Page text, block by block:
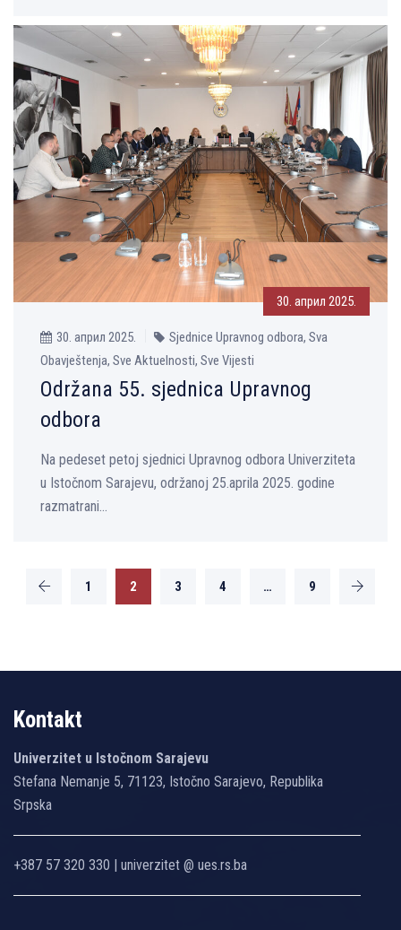
30. април 2025.
30. април 2025.
Sjednice Upravnog odbora, Sva
Obavještenja, Sve Aktuelnosti, Sve Vijesti
Održana 55. sjednica Upravnog
odbora
Na pedeset petoj sjednici Upravnog odbora Univerziteta
u Istočnom Sarajevu, održanoj 25.aprila 2025. godine
razmatrani...
1 2 3 4 … 9
Kontakt
Univerzitet u Istočnom Sarajevu
Stefana Nemanje 5, 71123, Istočno Sarajevo, Republika
Srpska
+387 57 320 330 | univerzitet @ ues.rs.ba